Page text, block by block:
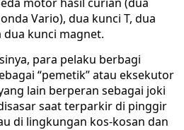
Vario), dua kunci T, dua
kunci magnet.
para pelaku berbagi
“pemetik” atau eksekutor
lain berperan sebagai joki
saat terparkir di pinggir
di lingkungan kos-kosan dan